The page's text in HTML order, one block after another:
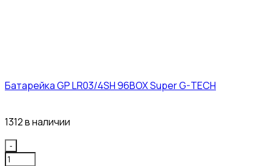
Батарейка GP LR03/4SH 96BOX Super G-TECH
1312 в наличии
Quantity
-